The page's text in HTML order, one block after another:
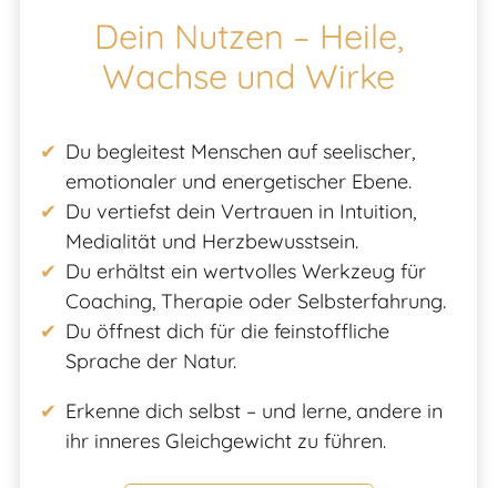
Dein Nutzen – Heile,
Wachse und Wirke
Du begleitest Menschen auf seelischer,
emotionaler und energetischer Ebene.
Du vertiefst dein Vertrauen in Intuition,
Medialität und Herzbewusstsein.
Du erhältst ein wertvolles Werkzeug für
Coaching, Therapie oder Selbsterfahrung.
Du öffnest dich für die feinstoffliche
Sprache der Natur.
Erkenne dich selbst – und lerne, andere in
ihr inneres Gleichgewicht zu führen.